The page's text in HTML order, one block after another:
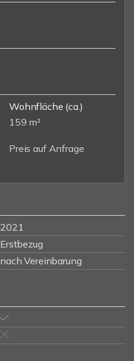
Wohnfläche (ca.)
159 m²
Preis auf Anfrage
2021
Erstbezug
nach Vereinbarung